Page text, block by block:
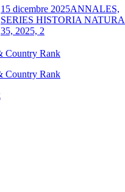
15 dicembre 2025ANNALES,
SERIES HISTORIA
35, 2025, 2